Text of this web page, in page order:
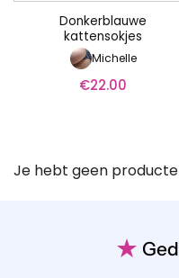
Donkerblauwe
kattensokjes
Michelle
€22.00
Je hebt geen
★